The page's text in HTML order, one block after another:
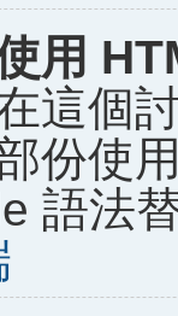
用
這個
份使
語法替